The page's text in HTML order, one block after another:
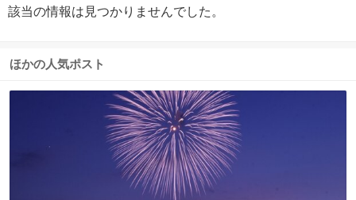
該当の情報は見つかりませんでした。
ほかの人気ポスト